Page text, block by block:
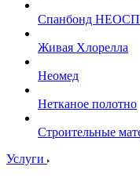
Спанбонд
Живая Хлорелла
Нeомед
Нетканое полотно
Строительные
Услуги